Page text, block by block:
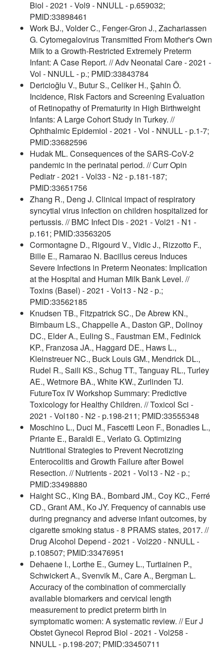
Biol - 2021 - Vol9 - NNULL - p.659032;
PMID:33898461
Work BJ., Volder C., Fenger-Gron J., Zachariassen
G. Cytomegalovirus Transmitted From Mother's Own
Milk to a Growth-Restricted Extremely Preterm
Infant: A Case Report. // Adv Neonatal Care - 2021 -
Vol - NNULL - p.; PMID:33843784
Dericioğlu V., Butur S., Celiker H., Şahin Ö.
Incidence, Risk Factors and Screening Evaluation
of Retinopathy of Prematurity in High Birthweight
Infants: A Large Cohort Study in Turkey. //
Ophthalmic Epidemiol - 2021 - Vol - NNULL - p.1-7;
PMID:33682596
Hudak ML. Consequences of the SARS-CoV-2
pandemic in the perinatal period. // Curr Opin
Pediatr - 2021 - Vol33 - N2 - p.181-187;
PMID:33651756
Zhang R., Deng J. Clinical impact of respiratory
syncytial virus infection on children hospitalized for
pertussis. // BMC Infect Dis - 2021 - Vol21 - N1 -
p.161; PMID:33563205
Cormontagne D., Rigourd V., Vidic J., Rizzotto F.,
Bille E., Ramarao N. Bacillus cereus Induces
Severe Infections in Preterm Neonates: Implication
at the Hospital and Human Milk Bank Level. //
Toxins (Basel) - 2021 - Vol13 - N2 - p.;
PMID:33562185
Knudsen TB., Fitzpatrick SC., De Abrew KN.,
Birnbaum LS., Chappelle A., Daston GP., Dolinoy
DC., Elder A., Euling S., Faustman EM., Fedinick
KP., Franzosa JA., Haggard DE., Haws L.,
Kleinstreuer NC., Buck Louis GM., Mendrick DL.,
Rudel R., Saili KS., Schug TT., Tanguay RL., Turley
AE., Wetmore BA., White KW., Zurlinden TJ.
FutureTox IV Workshop Summary: Predictive
Toxicology for Healthy Children. // Toxicol Sci -
2021 - Vol180 - N2 - p.198-211; PMID:33555348
Moschino L., Duci M., Fascetti Leon F., Bonadies L.,
Priante E., Baraldi E., Verlato G. Optimizing
Nutritional Strategies to Prevent Necrotizing
Enterocolitis and Growth Failure after Bowel
Resection. // Nutrients - 2021 - Vol13 - N2 - p.;
PMID:33498880
Haight SC., King BA., Bombard JM., Coy KC., Ferré
CD., Grant AM., Ko JY. Frequency of cannabis use
during pregnancy and adverse infant outcomes, by
cigarette smoking status - 8 PRAMS states, 2017. //
Drug Alcohol Depend - 2021 - Vol220 - NNULL -
p.108507; PMID:33476951
Dehaene I., Lorthe E., Gurney L., Turtiainen P.,
Schwickert A., Svenvik M., Care A., Bergman L.
Accuracy of the combination of commercially
available biomarkers and cervical length
measurement to predict preterm birth in
symptomatic women: A systematic review. // Eur J
Obstet Gynecol Reprod Biol - 2021 - Vol258 -
NNULL - p.198-207; PMID:33450711